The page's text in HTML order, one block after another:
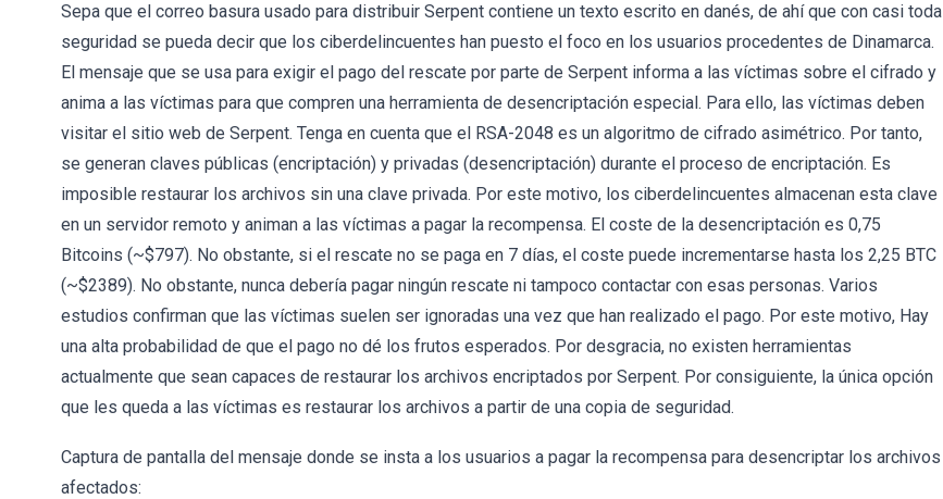
Sepa que el correo basura usado para distribuir Serpent contiene un texto escrito en danés, de ahí que con casi toda
seguridad se pueda decir que los ciberdelincuentes han puesto el foco en los usuarios procedentes de Dinamarca.
El mensaje que se usa para exigir el pago del rescate por parte de Serpent informa a las víctimas sobre el cifrado y
anima a las víctimas para que compren una herramienta de desencriptación especial. Para ello, las víctimas deben
visitar el sitio web de Serpent. Tenga en cuenta que el RSA-2048 es un algoritmo de cifrado asimétrico. Por tanto,
se generan claves públicas (encriptación) y privadas (desencriptación) durante el proceso de encriptación. Es
imposible restaurar los archivos sin una clave privada. Por este motivo, los ciberdelincuentes almacenan esta clave
en un servidor remoto y animan a las víctimas a pagar la recompensa. El coste de la desencriptación es 0,75
Bitcoins (~$797). No obstante, si el rescate no se paga en 7 días, el coste puede incrementarse hasta los 2,25 BTC
(~$2389). No obstante, nunca debería pagar ningún rescate ni tampoco contactar con esas personas. Varios
estudios confirman que las víctimas suelen ser ignoradas una vez que han realizado el pago. Por este motivo, Hay
una alta probabilidad de que el pago no dé los frutos esperados. Por desgracia, no existen herramientas
actualmente que sean capaces de restaurar los archivos encriptados por Serpent. Por consiguiente, la única opción
que les queda a las víctimas es restaurar los archivos a partir de una copia de seguridad.
Captura de pantalla del mensaje donde se insta a los usuarios a pagar la recompensa para desencriptar los archivos
afectados: